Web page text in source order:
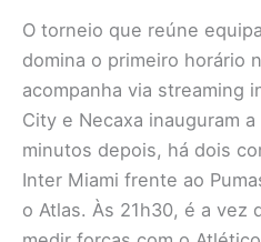
O torneio que reúne
domina o primeiro horário
acompanha via streaming
City e Necaxa inauguram
minutos depois, há dois
Inter Miami frente ao
o Atlas. Às 21h30, é a vez